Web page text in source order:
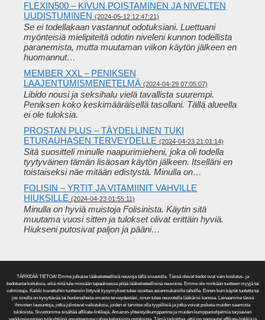
FLEXIN500 – KIVUN POISTAMINEN JA NIVELTEN
UUDISTUMINEN (2024-05-12 12:47:21)
Se ei todellakaan vastannut odotuksiani. Luettuani
myönteisiä mielipiteitä odotin niveleni kunnon todellista
paranemista, mutta muutaman viikon käytön jälkeen en
huomannut…
MEMBER XXL – PENIKSEN
LAAJENTUMISMENETELMÄ (2024-04-29 07:05:07)
Libido nousi ja seksihalu vielä tavallista suurempi.
Peniksen koko keskimääräisellä tasollani. Tällä alueella
ei ole tuloksia.
PROSTAN PLUS – TÄYDELLINEN TUKI
ETURAUHASEN TERVEYDELLE (2024-04-23 21:01:14)
Sitä suositteli minulle naapurimieheni, joka oli todella
tyytyväinen tämän lisäosan käytön jälkeen. Itselläni en
toistaiseksi näe mitään edistystä. Minulla on…
FOLISIN – YRTIT JA VITAMIINIT VAHVILLE
HIUKSILLE (2024-04-23 01:55:11)
Minulla on hyviä muistoja Folisinista. Käytin sitä
muutama vuosi sitten ja tulokset olivat erittäin hyviä.
Hiukseni putosivat paljon ja pääni…
TÄRKEÄÄ TIETOA! Emme julkaise lääketieteellisiä neuvoja tällä sivustolla. Tässä olevat tiedot ovat vain koulutus- ja
tiedotustarkoituksia, eikä niitä tule missään tapauksessa pitää lääketieteellisinä neuvoina. Emme ole minkään tuotteen myyjä tai
valmistaja. Kaikki kuvattuihin tuotteisiin liittyvät kysymykset tulee osoittaa asianmukaisille tahoille. Ennen kuin käytät tuotetta tai
jos sinulla on kysyttävää tai huolenaiheita omasta terveydestäsi, sinun tulee neuvotella lääkärisi kanssa. Lainaamme tässä
ihmisten lausuntoja, jotka julistavat vaikutuksia, joiden ei tarvitse olla tyypillisiä ja jotka voivat poiketa muiden saamista
tuloksista. Sivustomme sisältää affiliate-linkkejä. Amazon-yhteistyökumppanina ja muiden kumppaniohjelmia tarjoavien